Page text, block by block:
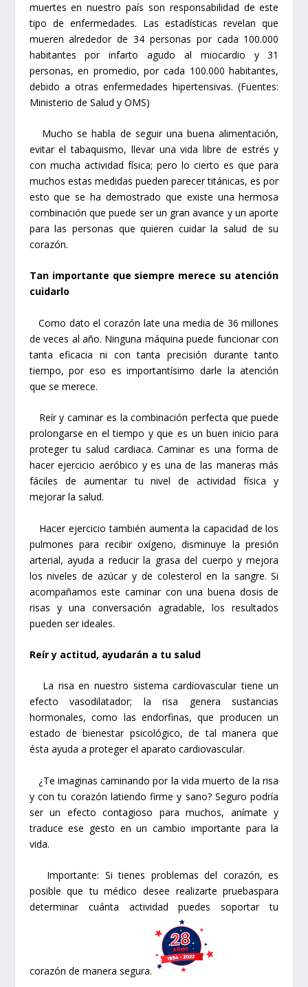
muertes en nuestro país son responsabilidad de este
tipo de enfermedades. Las estadísticas revelan que
mueren alrededor de 34 personas por cada 100.000
habitantes por infarto agudo al miocardio y 31
personas, en promedio, por cada 100.000 habitantes,
debido a otras enfermedades hipertensivas. (Fuentes:
Ministerio de Salud y OMS)
Mucho se habla de seguir una buena alimentación,
evitar el tabaquismo, llevar una vida libre de estrés y
con mucha actividad física; pero lo cierto es que para
muchos estas medidas pueden parecer titánicas, es por
esto que se ha demostrado que existe una hermosa
combinación que puede ser un gran avance y un aporte
para las personas que quieren cuidar la salud de su
corazón.
Tan importante que siempre merece su atención
cuidarlo
Como dato el corazón late una media de 36 millones
de veces al año. Ninguna máquina puede funcionar con
tanta eficacia ni con tanta precisión durante tanto
tiempo, por eso es importantísimo darle la atención
que se merece.
Reír y caminar es la combinación perfecta que puede
prolongarse en el tiempo y que es un buen inicio para
proteger tu salud cardiaca. Caminar es una forma de
hacer ejercicio aeróbico y es una de las maneras más
fáciles de aumentar tu nivel de actividad física y
mejorar la salud.
Hacer ejercicio también aumenta la capacidad de los
pulmones para recibir oxígeno, disminuye la presión
arterial, ayuda a reducir la grasa del cuerpo y mejora
los niveles de azúcar y de colesterol en la sangre. Si
acompañamos este caminar con una buena dosis de
risas y una conversación agradable, los resultados
pueden ser ideales.
Reír y actitud, ayudarán a tu salud
La risa en nuestro sistema cardiovascular tiene un
efecto vasodilatador; la risa genera sustancias
hormonales, como las endorfinas, que producen un
estado de bienestar psicológico, de tal manera que
ésta ayuda a proteger el aparato cardiovascular.
¿Te imaginas caminando por la vida muerto de la risa
y con tu corazón latiendo firme y sano? Seguro podría
ser un efecto contagioso para muchos, anímate y
traduce ese gesto en un cambio importante para la
vida.
Importante: Si tienes problemas del corazón, es
posible que tu médico desee realizarte pruebaspara
determinar cuánta actividad puedes soportar tu
corazón de manera segura.